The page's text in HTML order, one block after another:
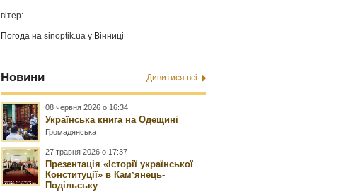
вітер:
Погода наsinoptik.ua у Вінниці
Новини Дивитися всі
08 червня 2026 о 16:34
Українська книга на Одещині
Громадянська
27 травня 2026 о 17:37
Презентація «Історії української
Конституції» в Камʼянець-
Подільську